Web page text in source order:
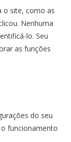
o site, como as
Nenhuma
lo. Seu
as funções
do seu
funcionamento